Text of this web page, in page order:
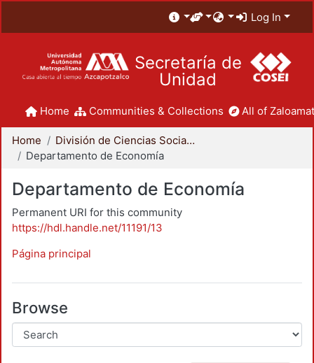
Log In
Secretaría de
Unidad
Home Communities & Collections All of
Home
División de Ciencias Sociales y Humanidades
Departamento de Economía
Departamento de Economía
Permanent URI for this community
https://hdl.handle.net/11191/13
Página principal
Browse